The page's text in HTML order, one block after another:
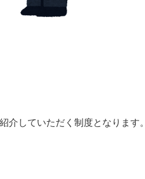
していただく制度となります。